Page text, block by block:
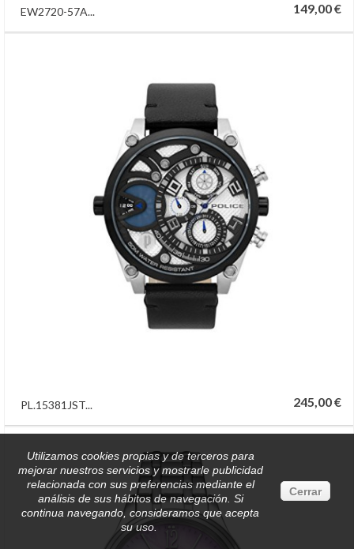
EW2720-57A... 149,00 €
PL.15381JST... 245,00 €
Utilizamos cookies propias y de terceros para
mejorar nuestros servicios y mostrarle publicidad
relacionada con sus preferencias mediante el
análisis de sus hábitos de navegación. Si
continua navegando, consideramos que acepta
su uso.
Cerrar